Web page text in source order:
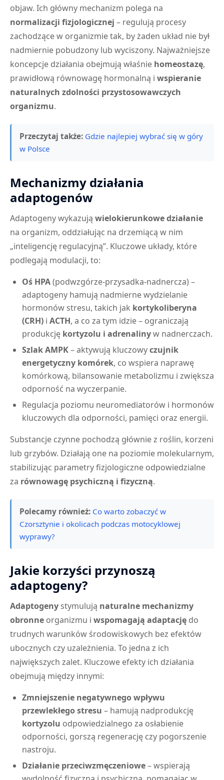
objaw. Ich główny mechanizm polega na
normalizacji fizjologicznej – regulują procesy
zachodzące w organizmie tak, by żaden układ nie był
nadmiernie pobudzony lub wyciszony. Najważniejsze
koncepcje działania obejmują właśnie homeostazę,
prawidłową równowagę hormonalną i wspieranie
naturalnych zdolności przystosowawczych
organizmu.
Przeczytaj także: Gdzie najlepiej wybrać się w góry
w Polsce
Mechanizmy działania
adaptogenów
Adaptogeny wykazują wielokierunkowe działanie
na organizm, oddziałując na drzemiącą w nim
„inteligencję regulacyjną”. Kluczowe układy, które
podlegają modulacji, to:
Oś HPA(podwzgórze-przysadka-nadnercza) –
adaptogeny hamują nadmierne wydzielanie
hormonów stresu, takich jak kortykoliberyna
(CRH) i ACTH, a co za tym idzie – ograniczają
produkcję kortyzolu i adrenalinyw nadnerczach.
Szlak AMPK– aktywują kluczowyczujnik
energetyczny komórek, co wspiera naprawę
komórkową, bilansowanie metabolizmu i zwiększa
odporność na wyczerpanie.
Regulacja poziomu neuromediatorów i hormonów
kluczowych dla odporności, pamięci oraz energii.
Substancje czynne pochodzą głównie z roślin, korzeni
lub grzybów. Działają one na poziomie molekularnym,
stabilizując parametry fizjologiczne odpowiedzialne
za równowagę psychiczną i fizyczną.
Polecamy również: Co warto zobaczyć w
Czorsztynie i okolicach podczas motocyklowej
wyprawy?
Jakie korzyści przynoszą
adaptogeny?
Adaptogeny stymulują naturalne mechanizmy
obronne organizmu i wspomagają adaptację do
trudnych warunków środowiskowych bez efektów
ubocznych czy uzależnienia. To jedna z ich
największych zalet. Kluczowe efekty ich działania
obejmują między innymi:
Zmniejszenie negatywnego wpływu
przewlekłego stresu – hamują nadprodukcję
kortyzolu odpowiedzialnego za osłabienie
odporności, gorszą regenerację czy pogorszenie
nastroju.
Działanie przeciwzmęczeniowe– wspierają